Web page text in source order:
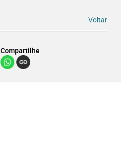
Voltar
Compartilhe